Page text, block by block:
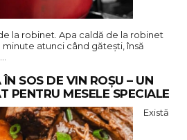
la robinet. Apa caldă de la robinet
atunci când gătești, însă
SOS DE VIN ROȘU – UN
PENTRU MESELE SPECIALE
Există